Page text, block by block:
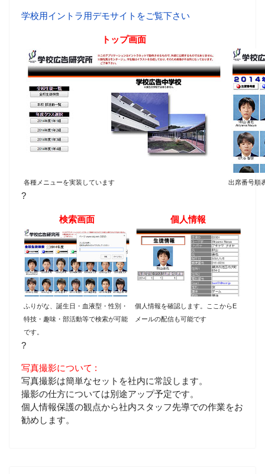
学校用イントラ用デモサイトをご覧下さい
トップ画面
各種メニューを実装しています 出席番号順
?
検索画面 個人情報
ふりがな、誕生日・血液型・性別・
特技・趣味・部活動等で検索が可能
です。
個人情報を確認します。ここからE
メールの配信も可能です
?
写真撮影について :
写真撮影は簡単なセットを社内に常設します。
撮影の仕方については別途アップ予定です。
個人情報保護の観点から社内スタッフ先導での作業をお
勧めします。